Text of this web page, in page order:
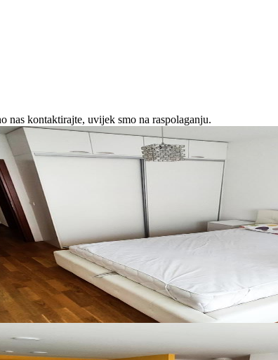
nas kontaktirajte, uvijek smo na raspolaganju.